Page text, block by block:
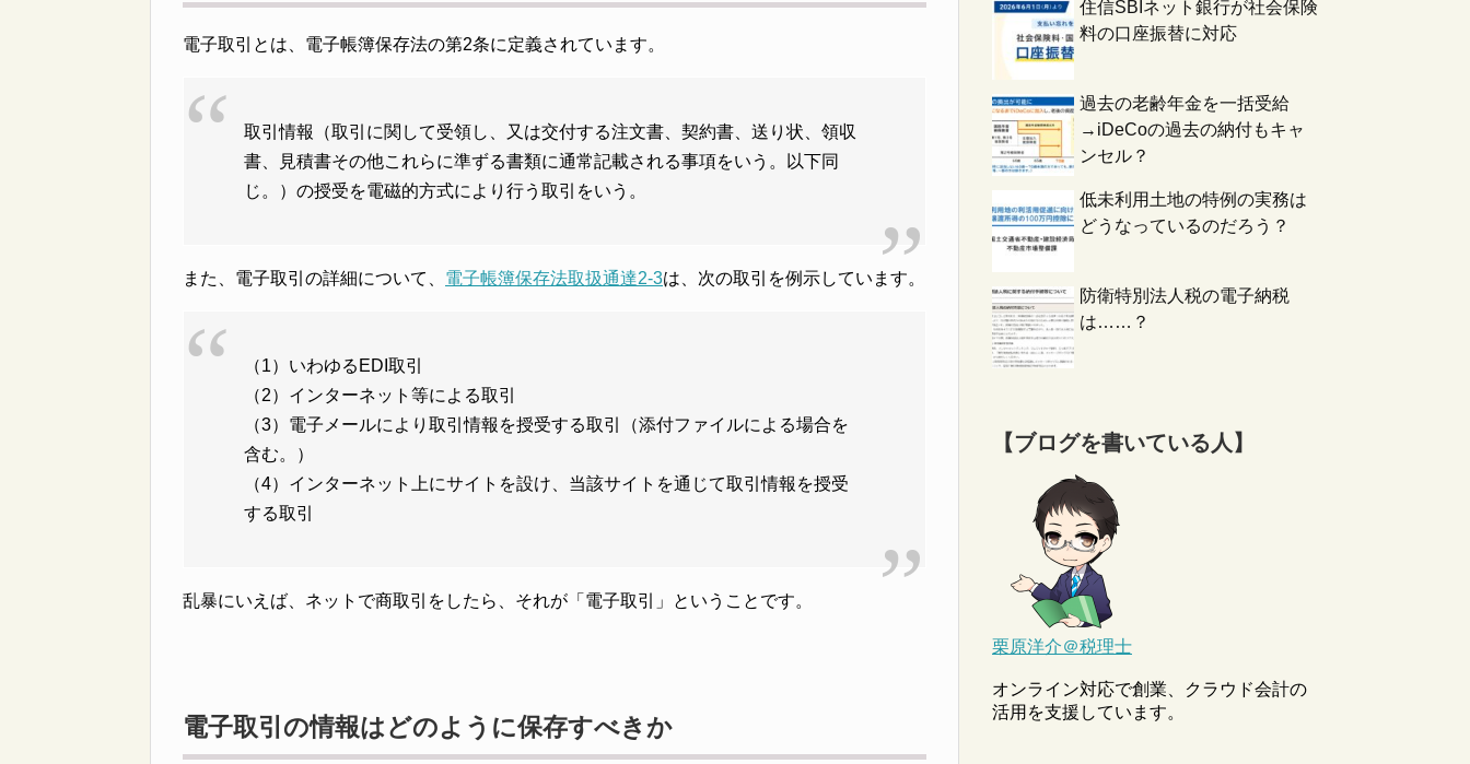
電子取引とは、電子帳簿保存法の第2条に定義されています。
取引情報（取引に関して受領し、又は交付する注文書、契約書、送り状、領収
書、見積書その他これらに準ずる書類に通常記載される事項をいう。以下同
じ。）の授受を電磁的方式により行う取引をいう。
また、電子取引の詳細について、 電子帳簿保存法取扱通達2-3は、次の取引を例示しています。
（1）いわゆるEDI取引
（2）インターネット等による取引
（3）電子メールにより取引情報を授受する取引（添付ファイルによる場合を
含む。）
（4）インターネット上にサイトを設け、当該サイトを通じて取引情報を授受
する取引
乱暴にいえば、ネットで商取引をしたら、それが「電子取引」ということです。
電子取引の情報はどのように保存すべきか
住信SBIネット銀行が社会保険
料の口座振替に対応
過去の老齢年金を一括受給
→iDeCoの過去の納付もキャ
ンセル？
低未利用土地の特例の実務は
どうなっているのだろう？
防衛特別法人税の電子納税
は……？
【ブログを書いている人】
栗原洋介＠税理士
オンライン対応で創業、クラウド会計の
活用を支援しています。